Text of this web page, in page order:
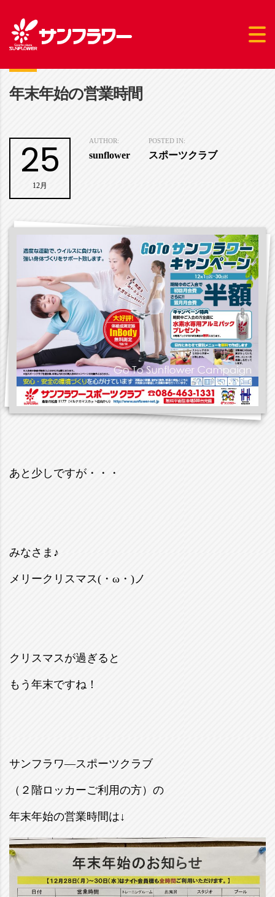
年末年始の営業時間
25
12月
AUTHOR:
sunflower
POSTED IN:
スポーツクラブ
あと少しですが・・・
みなさま♪
メリークリスマス(・ω・)ノ
クリスマスが過ぎると
もう年末ですね！
サンフラワ―スポーツクラブ
（２階ロッカーご利用の方）の
年末年始の営業時間は↓